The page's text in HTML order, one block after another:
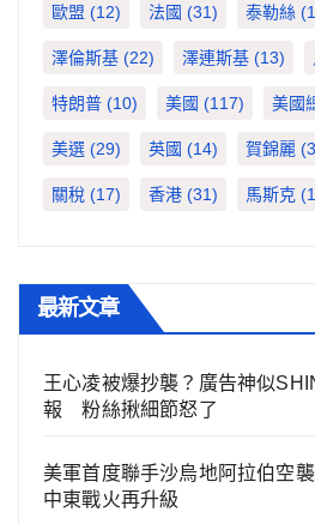
歐盟 (12) 法國 (31) 泰勒絲
澤倫斯基 (22) 澤連斯基 (13)
特朗普 (10) 美國 (117) 美國
美選 (29) 英國 (14) 賀錦麗
關稅 (17) 香港 (31) 馬斯克
最新文章
王心凌被爆抄襲？廣告神似
報 粉絲揪細節怒了
美軍首度聯手沙烏地阿拉伯空
中東戰火再升級